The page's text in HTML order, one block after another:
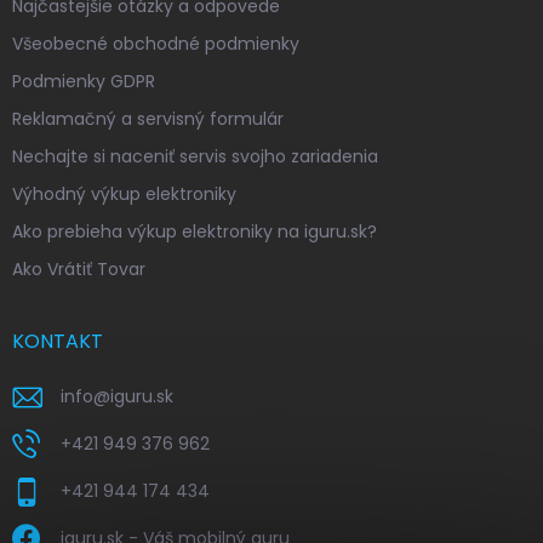
Najčastejšie otázky a odpovede
Všeobecné obchodné podmienky
Podmienky GDPR
Reklamačný a servisný formulár
Nechajte si naceniť servis svojho zariadenia
Výhodný výkup elektroniky
Ako prebieha výkup elektroniky na iguru.sk?
Ako Vrátiť Tovar
KONTAKT
info@iguru.sk
+421 949 376 962
+421 944 174 434